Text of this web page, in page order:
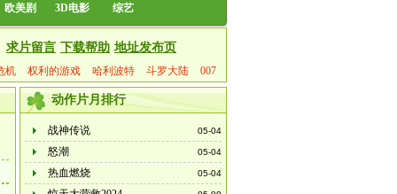
欧美剧 3D电影 综艺
求片留言 下载帮助 地址发布页
机 权利的游戏 哈利波特 斗罗大陆 007
动作片月排行
05-04
战神传说
05-04
怒潮
05-04
热血燃烧